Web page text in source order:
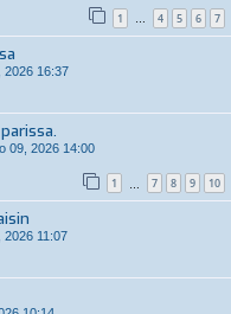
1 … 4 5 6 7
2026 16:37
09, 2026 14:00
1 7 8 9 10
2026 11:07